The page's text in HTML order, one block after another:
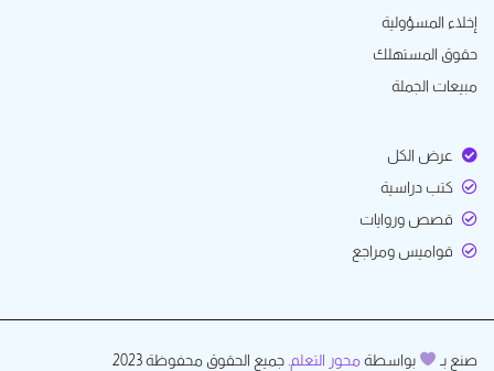
إخلاء المسؤولية
حقوق المستهلك
مبيعات الجملة
عرض الكل
كتب دراسية
قصص وروايات
قواميس ومراجع
صنع بـ بواسطةمحور التعلم . جميع الحقوق محفوظة 2023